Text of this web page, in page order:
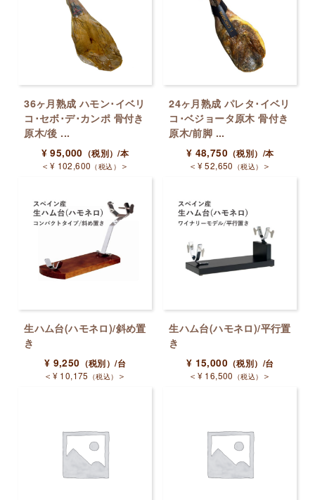
36ヶ月熟成 ハモン･イベリ
コ･セボ･デ･カンポ 骨付き
原木/後 ...
¥ 95,000 （税別）/本
＜ ¥ 102,600 （税込） ＞
24ヶ月熟成 パレタ･イベリ
コ･ベジョータ原木 骨付き
原木/前脚 ...
¥ 48,750 （税別） /本
＜ ¥52,650 （税込） ＞
生ハム台(ハモネロ)/斜め置
き
¥ 9,250 （税別）/台
＜ ¥10,175 （税込） ＞
生ハム台(ハモネロ)/平行置
き
¥ 15,000 （税別） /台
＜ ¥ 16,500 （税込） ＞